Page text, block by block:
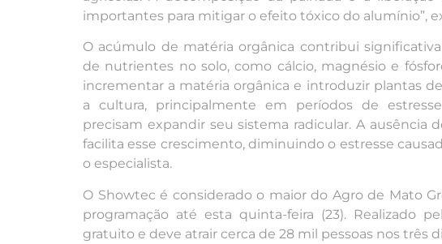
importantes para mitigar o efeito tóxico do alumínio”,
O acúmulo de matéria orgânica contribui
de nutrientes no solo, como cálcio, magnésio e
incrementar a matéria orgânica e introduzir plantas
a cultura, principalmente em períodos de
precisam expandir seu sistema radicular. A ausência
facilita esse crescimento, diminuindo o estresse
o especialista.
O Showtec é considerado o maior do Agro de Mato
programação até esta quinta-feira (23). Realizado
gratuito e deve atrair cerca de 28 mil pessoas nos três